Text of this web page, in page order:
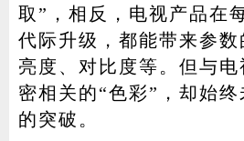
登录
取”，相反，电视产品在
代际升级，都能带来参数
亮度、对比度等。但与
密相关的“色彩”，却始
的突破。